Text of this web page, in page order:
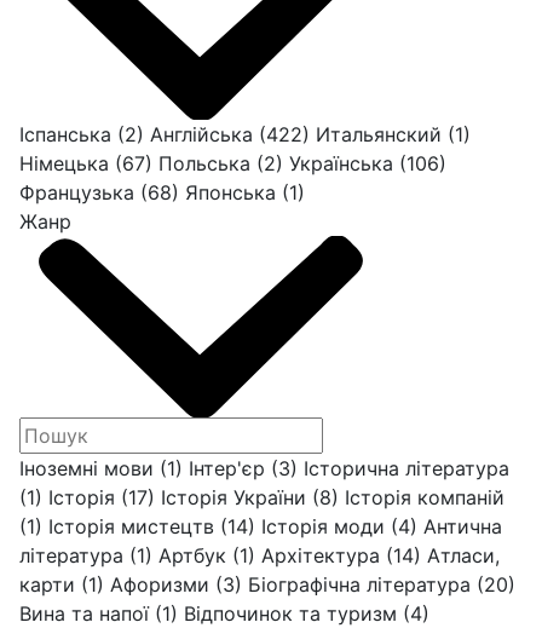
Іспанська (2) Англійська (422) Итальянский (1)
Німецька (67) Польська (2) Українська (106)
Французька (68) Японська (1)
Жанр
Іноземні мови (1) Інтер'єр (3) Історична література
(1) Історія (17) Історія України (8) Історія компаній
(1) Історія мистецтв (14) Історія моди (4) Антична
література (1) Артбук (1) Архітектура (14) Атласи,
карти (1) Афоризми (3) Біографічна література (20)
Вина та напої (1) Відпочинок та туризм (4)